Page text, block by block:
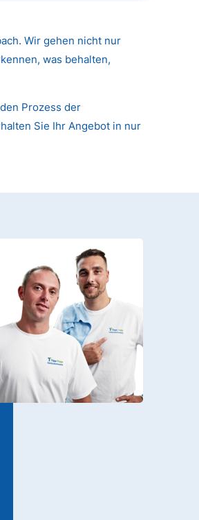
Wir gehen nicht nur
was behalten,
Prozess der
Sie Ihr Angebot in nur